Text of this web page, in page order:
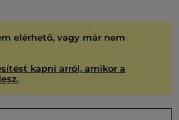
elérhető, vagy már nem
kapni arról, amikor a